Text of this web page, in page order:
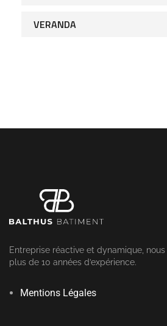
plus de 10 années d’expérience.
Mentions Légales
Contactez-nous